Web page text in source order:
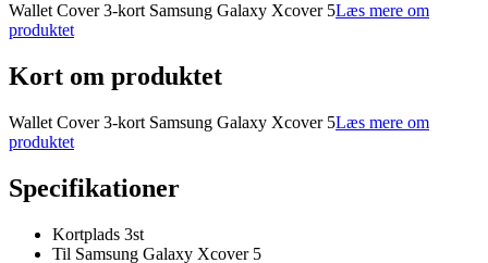
Wallet Cover 3-kort Samsung Galaxy Xcover 5Læs mere om
produktet
Kort om produktet
Wallet Cover 3-kort Samsung Galaxy Xcover 5Læs mere om
produktet
Specifikationer
Kortplads 3st
Til Samsung Galaxy Xcover 5